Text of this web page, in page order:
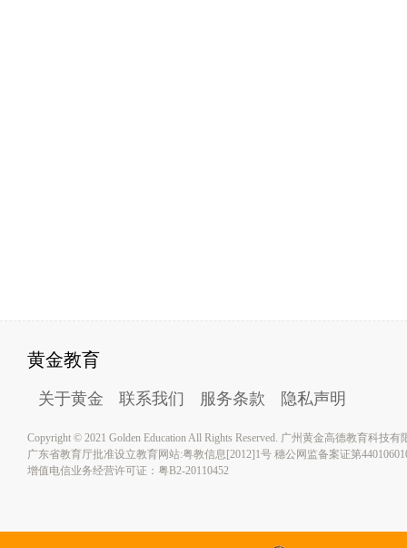
黄金教育
关于黄金 联系我们 服务条款 隐私声明
Copyright © 2021 Golden Education All Rights Reserved. 广州黄金高德教育科技有
广东省教育厅批准设立教育网站:粤教信息[2012]1号 穗公网监备案证第
增值电信业务经营许可证：粤B2-20110452